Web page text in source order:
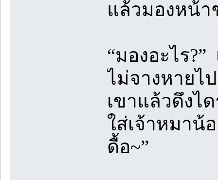
แล้วมองหน้
“มองอะไร
ไม่จางหายไ
เขาแล้วดึงไ
ใส่เจ้าหมาน้
ดื้อ~”